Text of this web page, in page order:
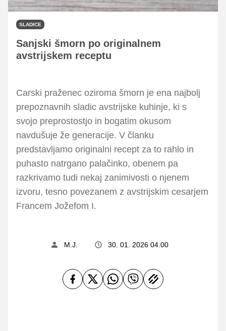
SLADICE
Sanjski šmorn po originalnem
avstrijskem receptu
Carski praženec oziroma šmorn je ena najbolj
prepoznavnih sladic avstrijske kuhinje, ki s
svojo preprostostjo in bogatim okusom
navdušuje že generacije. V članku
predstavljamo originalni recept za to rahlo in
puhasto natrgano palačinko, obenem pa
razkrivamo tudi nekaj zanimivosti o njenem
izvoru, tesno povezanem z avstrijskim cesarjem
Francem Jožefom I.
M.J. 30. 01. 2026 04.00